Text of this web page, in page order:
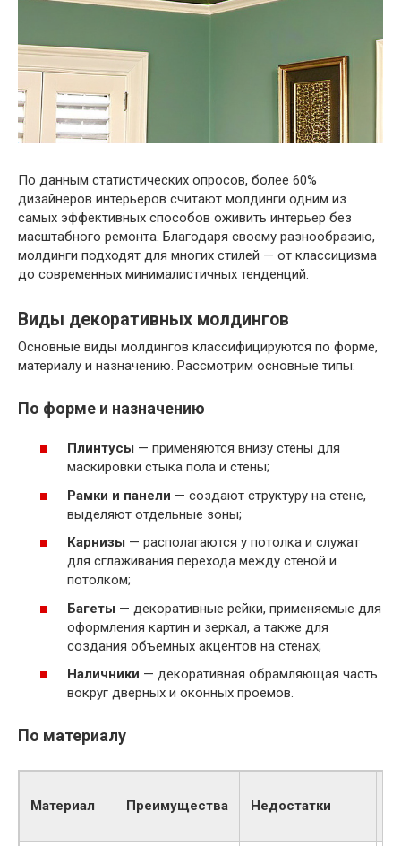
По данным статистических опросов, более 60%
дизайнеров интерьеров считают молдинги одним из
самых эффективных способов оживить интерьер без
масштабного ремонта. Благодаря своему разнообразию,
молдинги подходят для многих стилей — от классицизма
до современных минималистичных тенденций.
Виды декоративных молдингов
Основные виды молдингов классифицируются по форме,
материалу и назначению. Рассмотрим основные типы:
По форме и назначению
Плинтусы — применяются внизу стены для
маскировки стыка пола и стены;
Рамки и панели — создают структуру на стене,
выделяют отдельные зоны;
Карнизы — располагаются у потолка и служат
для сглаживания перехода между стеной и
потолком;
Багеты — декоративные рейки, применяемые для
оформления картин и зеркал, а также для
создания объемных акцентов на стенах;
Наличники — декоративная обрамляющая часть
вокруг дверных и оконных проемов.
По материалу
Материал Преимущества Недостатки